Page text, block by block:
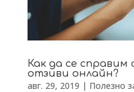
Как да се
отзиви онлайн?
авг. 29, 2019 | Полезно